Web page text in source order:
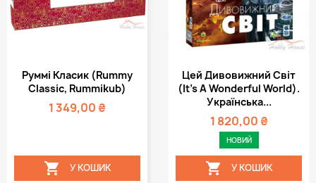
Руммі Класик (Rummy
Classic, Rummikub)
1 349,00 ₴
 У КОШИК
Цей Дивовижний Світ
(It's A Wonderful World).
Українська...
1 820,00 ₴
НОВИЙ
 У КОШИК